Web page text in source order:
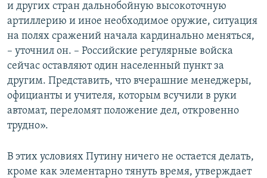
и других стран дальнобойную высокоточную
артиллерию и иное необходимое оружие, ситуация
на полях сражений начала кардинально меняться,
– уточнил он. – Российские регулярные войска
сейчас оставляют один населенный пункт за
другим. Представить, что вчерашние менеджеры,
официанты и учителя, которым всучили в руки
автомат, переломят положение дел, откровенно
трудно».
В этих условиях Путину ничего не остается делать,
кроме как элементарно тянуть время, утверждает